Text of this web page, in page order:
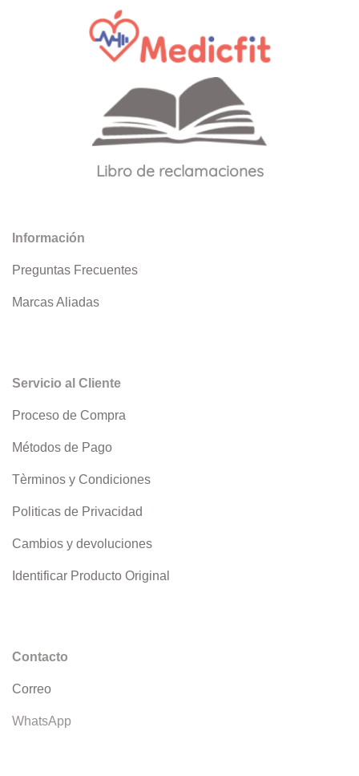
Libro de reclamaciones
Información
Preguntas Frecuentes
Marcas Aliadas
Servicio al Cliente
Proceso de Compra
Métodos de Pago
Tèrminos y Condiciones
Politicas de Privacidad
Cambios y devoluciones
Identificar Producto Original
Contacto
Correo
WhatsApp